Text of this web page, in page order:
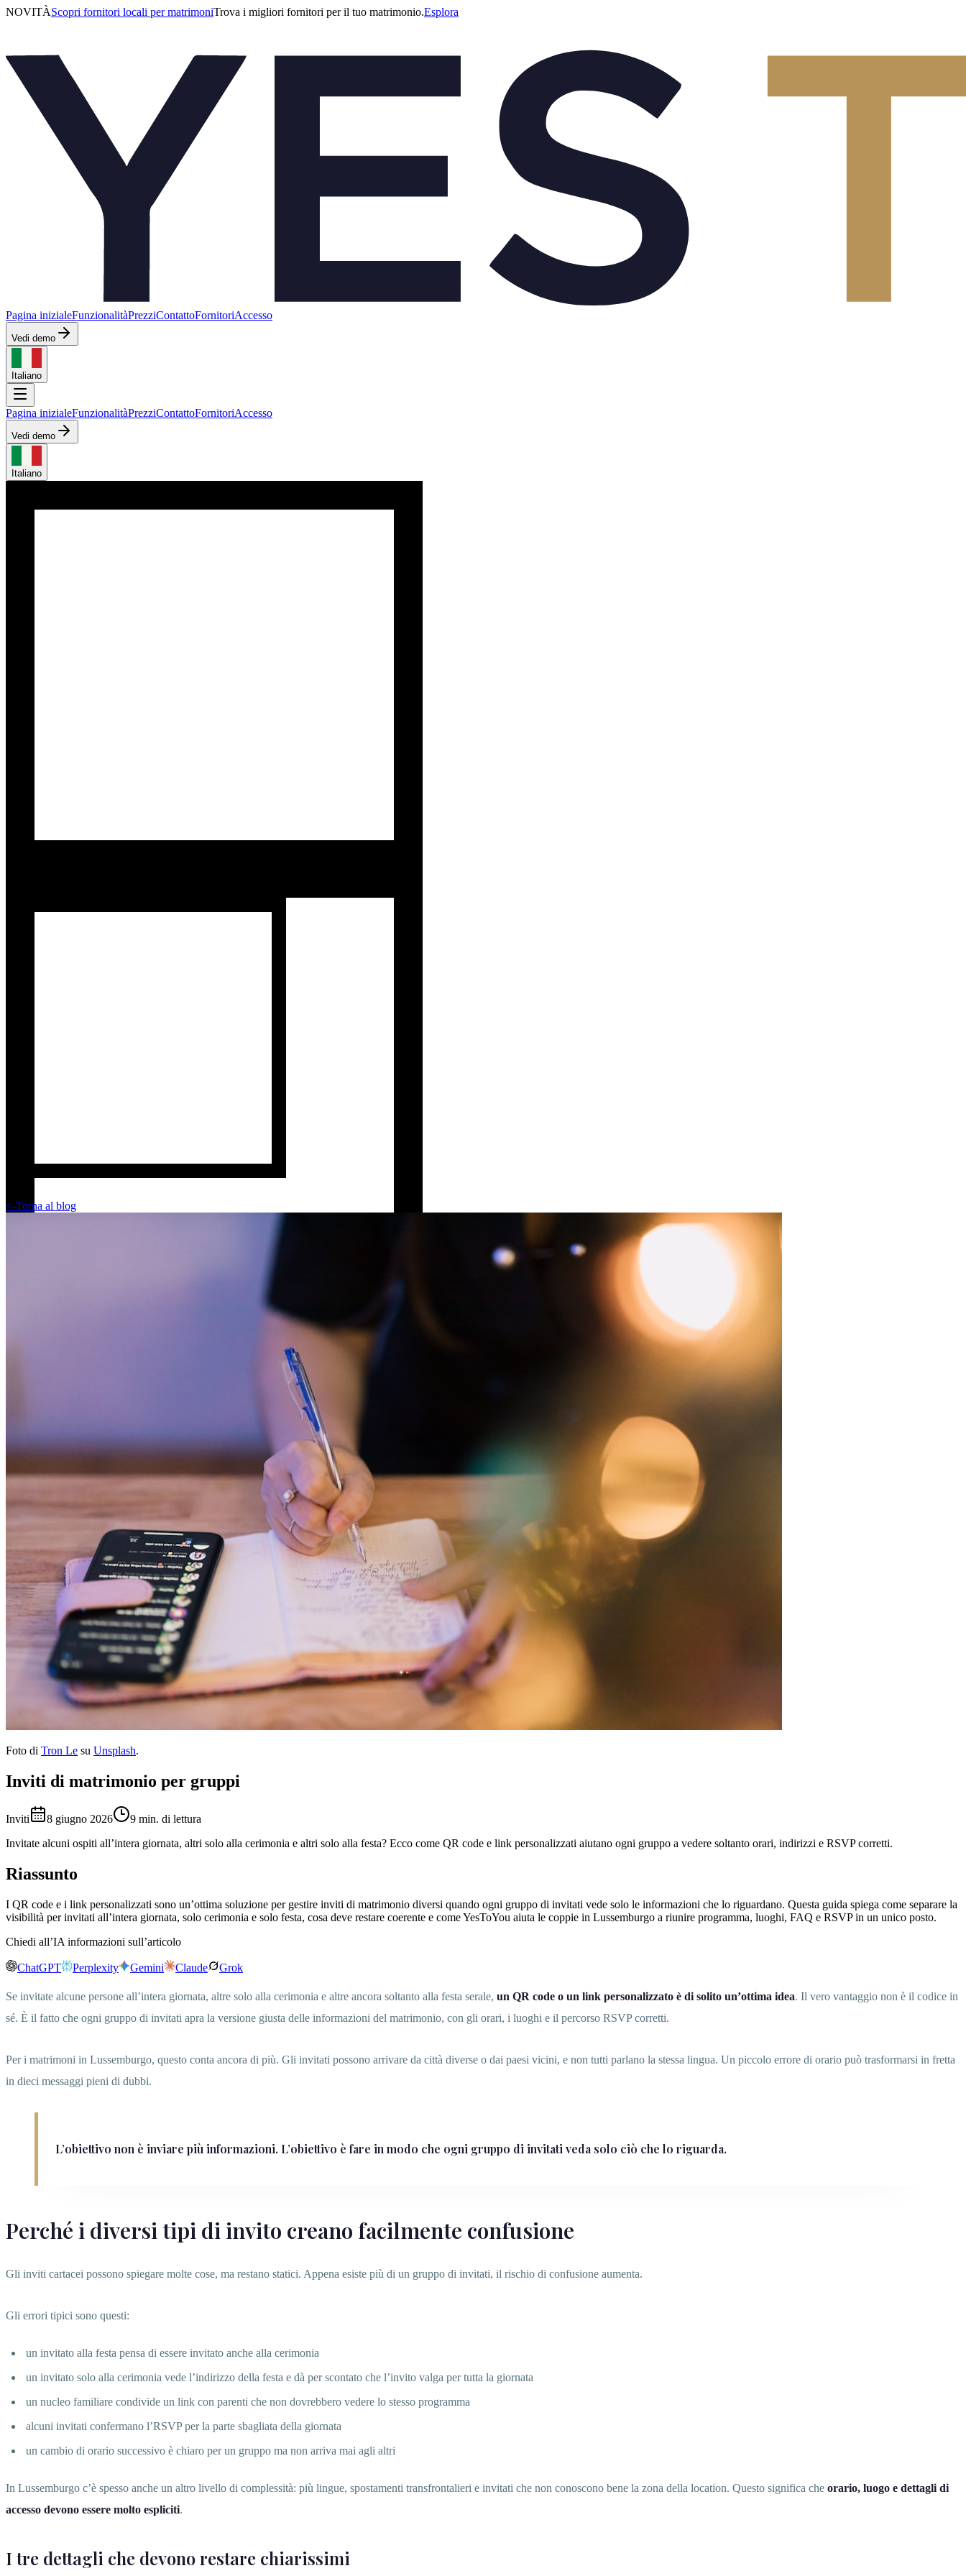
NOVITÀScopri fornitori locali per matrimoniTrova i migliori fornitori per il tuo matrimonio.Esplora
Pagina inizialeFunzionalitàPrezziContattoFornitoriAccesso
Vedi demo
Italiano
Pagina inizialeFunzionalitàPrezziContattoFornitoriAccesso
Vedi demo
Italiano
<-Torna al blog
Foto di Tron Le su Unsplash.
Inviti di matrimonio per gruppi
Inviti 8 giugno 2026
9 min. di lettura
Invitate alcuni ospiti all’intera giornata, altri solo alla cerimonia e altri solo alla festa? Ecco come QR code e link personalizzati aiutano ogni gruppo a vedere soltanto orari, indirizzi e RSVP corretti.
Riassunto
I QR code e i link personalizzati sono un’ottima soluzione per gestire inviti di matrimonio diversi quando ogni gruppo di invitati vede solo le informazioni che lo riguardano. Questa guida spiega come separare la
visibilità per invitati all’intera giornata, solo cerimonia e solo festa, cosa deve restare coerente e come YesToYou aiuta le coppie in Lussemburgo a riunire programma, luoghi, FAQ e RSVP in un unico posto.
Chiedi all’IA informazioni sull’articolo
ChatGPT Perplexity Gemini Claude Grok
Se invitate alcune persone all’intera giornata, altre solo alla cerimonia e altre ancora soltanto alla festa serale, un QR code o un link personalizzato è di solito un’ottima idea. Il vero vantaggio non è il codice in
sé. È il fatto che ogni gruppo di invitati apra la versione giusta delle informazioni del matrimonio, con gli orari, i luoghi e il percorso RSVP corretti.
Per i matrimoni in Lussemburgo, questo conta ancora di più. Gli invitati possono arrivare da città diverse o dai paesi vicini, e non tutti parlano la stessa lingua. Un piccolo errore di orario può trasformarsi in fretta
in dieci messaggi pieni di dubbi.
L’obiettivo non è inviare più informazioni. L’obiettivo è fare in modo che ogni gruppo di invitati veda solo ciò che lo riguarda.
Perché i diversi tipi di invito creano facilmente confusione
Gli inviti cartacei possono spiegare molte cose, ma restano statici. Appena esiste più di un gruppo di invitati, il rischio di confusione aumenta.
Gli errori tipici sono questi:
un invitato alla festa pensa di essere invitato anche alla cerimonia
un invitato solo alla cerimonia vede l’indirizzo della festa e dà per scontato che l’invito valga per tutta la giornata
un nucleo familiare condivide un link con parenti che non dovrebbero vedere lo stesso programma
alcuni invitati confermano l’RSVP per la parte sbagliata della giornata
un cambio di orario successivo è chiaro per un gruppo ma non arriva mai agli altri
In Lussemburgo c’è spesso anche un altro livello di complessità: più lingue, spostamenti transfrontalieri e invitati che non conoscono bene la zona della location. Questo significa che orario, luogo e dettagli di
accesso devono essere molto espliciti.
I tre dettagli che devono restare chiarissimi